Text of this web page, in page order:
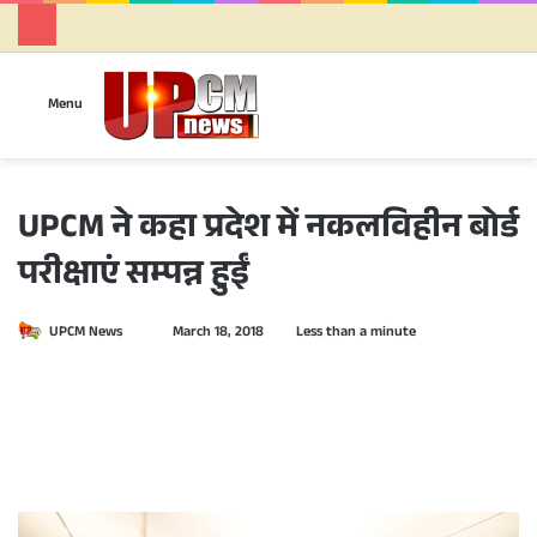
Menu
UPCM ने कहा प्रदेश में नकलविहीन बोर्ड
परीक्षाएं सम्पन्न हुईं
UPCM News
e
March 18, 2018 Less than a minute